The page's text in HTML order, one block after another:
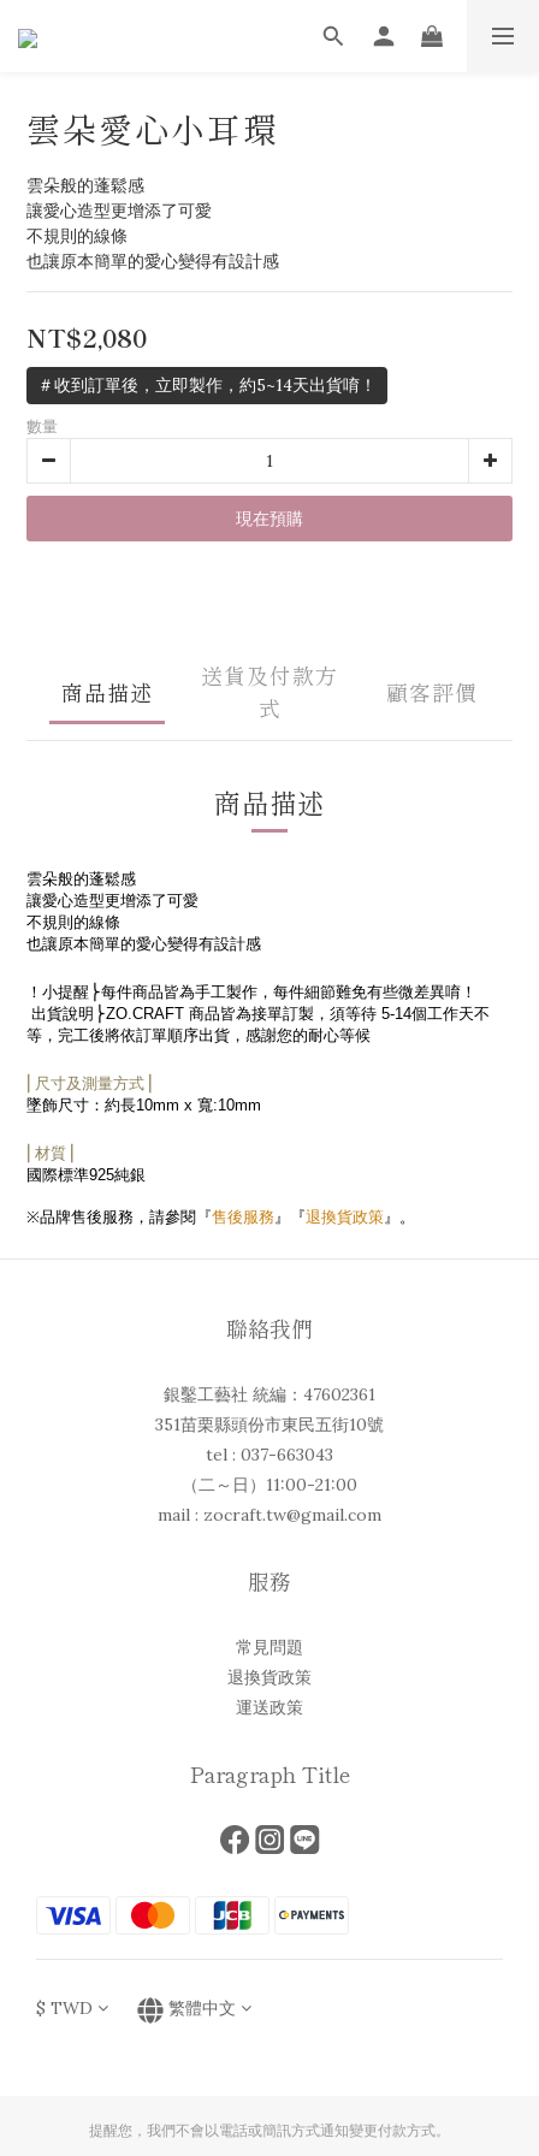
雲朵愛心小耳環
雲朵般的蓬鬆感
讓愛心造型更增添了可愛
不規則的線條
也讓原本簡單的愛心變得有設計感
NT$2,080
＃收到訂單後，立即製作，約5~14天出貨唷！
數量
現在預購
商品描述
送貨及付款方
式
顧客評價
商品描述
雲朵般的蓬鬆感
讓愛心造型更增添了可愛
不規則的線條
也讓原本簡單的愛心變得有設計感
！小提醒 ⎬每件商品皆為手工製作，每件細節難免有些微差異唷！
出貨說明 ⎬ZO.CRAFT 商品皆為接單訂製，須等待 5-14個工作天不
等，完工後將依訂單順序出貨，感謝您的耐心等候
⎜尺寸及測量方式⎟
墜飾尺寸：約長10mm x 寬:10mm
⎜材質⎟
國際標準925純銀
※品牌售後服務，請參閱『售後服務』『退換貨政策』。
聯絡我們
銀鑿工藝社 統編：47602361
351苗栗縣頭份市東民五街10號
tel : 037-663043
（二～日）11:00-21:00
mail : zocraft.tw@gmail.com
服務
常見問題
退換貨政策
運送政策
Paragraph Title
$ TWD 繁體中文
提醒您，我們不會以電話或簡訊方式通知變更付款方式。